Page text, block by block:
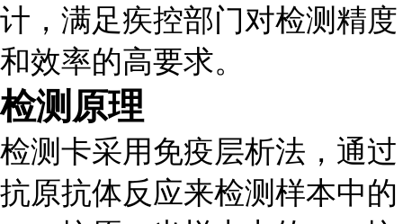
计，满足疾控部门对检测精度
和效率的高要求。
检测原理
检测卡采用免疫层析法，通过
抗原抗体反应来检测样本中的